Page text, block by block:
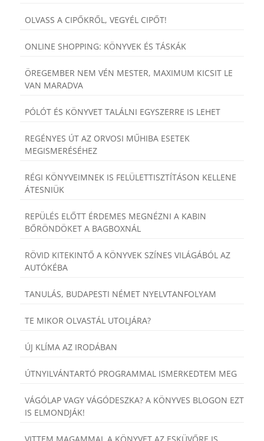
OLVASS A CIPŐKRŐL, VEGYÉL CIPŐT!
ONLINE SHOPPING: KÖNYVEK ÉS TÁSKÁK
ÖREGEMBER NEM VÉN MESTER, MAXIMUM KICSIT LE
VAN MARADVA
PÓLÓT ÉS KÖNYVET TALÁLNI EGYSZERRE IS LEHET
REGÉNYES ÚT AZ ORVOSI MŰHIBA ESETEK
MEGISMERÉSÉHEZ
RÉGI KÖNYVEIMNEK IS FELÜLETTISZTÍTÁSON KELLENE
ÁTESNIÜK
REPÜLÉS ELŐTT ÉRDEMES MEGNÉZNI A KABIN
BŐRÖNDÖKET A BAGBOXNÁL
RÖVID KITEKINTŐ A KÖNYVEK SZÍNES VILÁGÁBÓL AZ
AUTÓKÉBA
TANULÁS, BUDAPESTI NÉMET NYELVTANFOLYAM
TE MIKOR OLVASTÁL UTOLJÁRA?
ÚJ KLÍMA AZ IRODÁBAN
ÚTNYILVÁNTARTÓ PROGRAMMAL ISMERKEDTEM MEG
VÁGÓLAP VAGY VÁGÓDESZKA? A KÖNYVES BLOGON EZT
IS ELMONDJÁK!